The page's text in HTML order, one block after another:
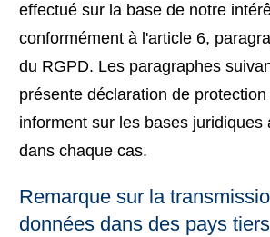
effectué sur la base de notre
conformément à l'article 6,
du RGPD. Les paragraphes
présente déclaration de
informent sur les bases juridiques
dans chaque cas.
Remarque sur la
données dans des pays